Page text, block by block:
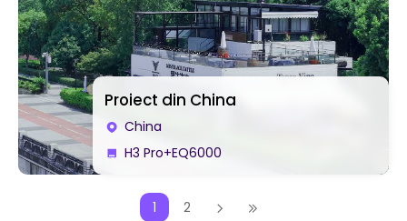
Proiect din China
China
H3 Pro+EQ6000
1 2